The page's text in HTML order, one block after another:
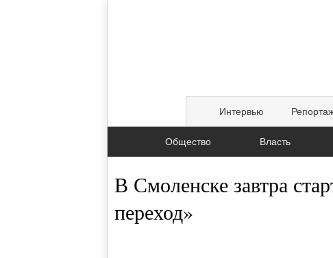
Интервью
Общество Власть
В Смоленске завтра
переход»